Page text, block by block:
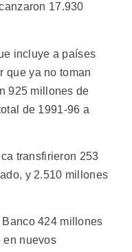
17.930
incluye a países
que ya no toman
925 millones de
de 1991-96 a
transfirieron 253
y 2.510 millones
424 millones
en nuevos